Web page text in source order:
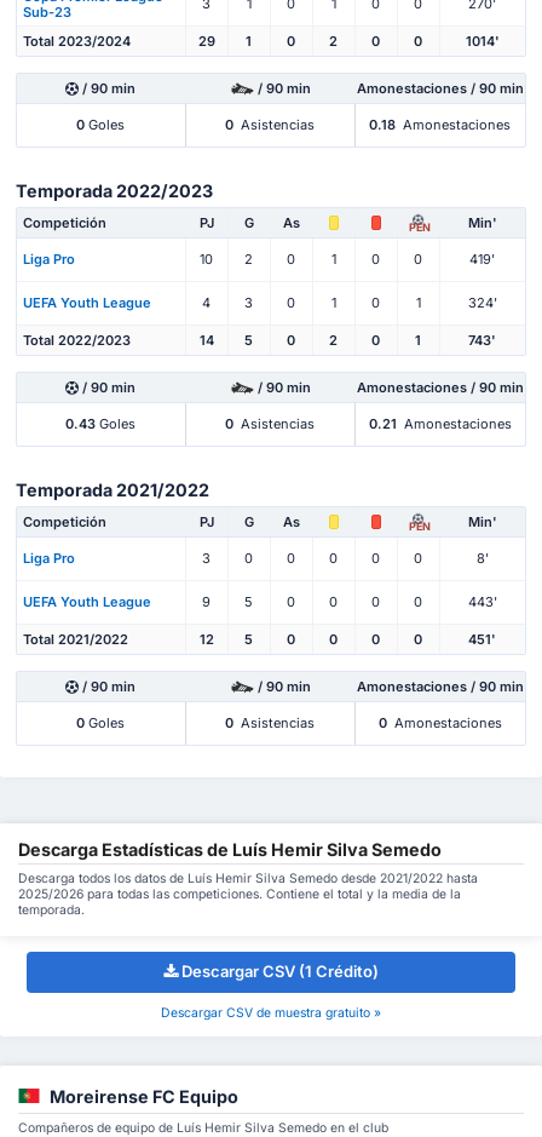
Sub-23
3 1 0 1 0 0 270'
Total 2023/2024 29 1 0 2 0 0 1014'
/ 90 min / 90 min Amonestaciones / 90 min
0 Goles 0 Asistencias 0.18 Amonestaciones
Temporada 2022/2023
Competición PJ G As PEN Min'
Liga Pro 10 2 0 1 0 0 419'
UEFA Youth League 4 3 0 1 0 1 324'
Total 2022/2023 14 5 0 2 0 1 743'
/ 90 min / 90 min Amonestaciones / 90 min
0.43 Goles 0 Asistencias 0.21 Amonestaciones
Temporada 2021/2022
Competición PJ G As PEN Min'
Liga Pro 3 0 0 0 0 0 8'
UEFA Youth League 9 5 0 0 0 0 443'
Total 2021/2022 12 5 0 0 0 0 451'
/ 90 min / 90 min Amonestaciones / 90 min
0 Goles 0 Asistencias 0 Amonestaciones
Descarga Estadísticas de Luís Hemir Silva Semedo
Descarga todos los datos de Luís Hemir Silva Semedo desde 2021/2022 hasta
2025/2026 para todas las competiciones. Contiene el total y la media de la
temporada.
Descargar CSV (1 Crédito)
Descargar CSV de muestra gratuito »
Moreirense FC Equipo
Compañeros de equipo de Luís Hemir Silva Semedo en el club